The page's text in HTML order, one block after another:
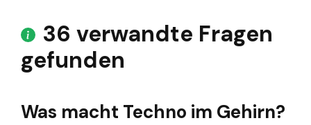
36 verwandte Fragen
gefunden
Was macht Techno im Gehirn?